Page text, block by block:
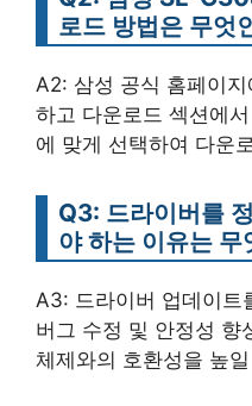
로드 방법은 무엇
A2: 삼성 공식 홈페이
하고 다운로드 섹션에
에 맞게 선택하여 다운
Q3: 드라이버를
야 하는 이유는 무
A3: 드라이버 업데이트
버그 수정 및 안정성 향
체제와의 호환성을 높